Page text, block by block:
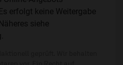
erfolgt keine Weitergabe
siehe